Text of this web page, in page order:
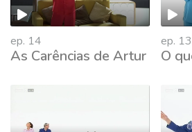
ep. 14
As Carências de Artur
ep. 13
O